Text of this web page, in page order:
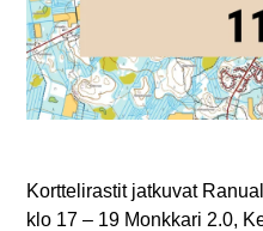
Korttelirastit jatkuvat
klo 17 – 19 Monkkari 2.0,